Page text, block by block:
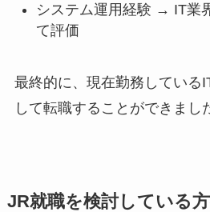
システム運用経験 → IT業
て評価
最終的に、現在勤務している
して転職することができまし
JR就職を検討している